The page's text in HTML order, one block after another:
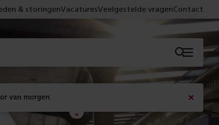
van morgen
Met de campagne 'Voor 't spoor naar morgen' laten sluiten
& storingenVacaturesVeelgestelde vragenContact
Menu